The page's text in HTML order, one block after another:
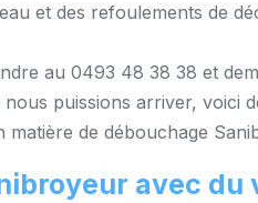
et des refoulements de
au 0493 48 38 38 et
nous puissions arriver, voici
matière de débouchage
avec du